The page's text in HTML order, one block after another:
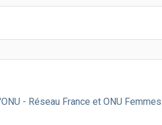
- Réseau France et ONU Femmes